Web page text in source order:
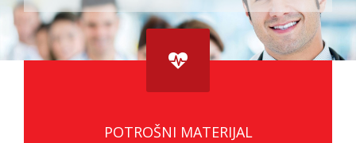
POTROŠNI MATERIJAL